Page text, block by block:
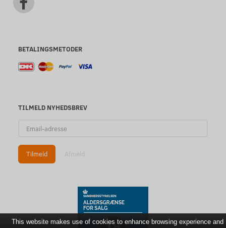
BETALINGSMETODER
TILMELD NYHEDSBREV
adresse
Tilmeld Afmeld
This website makes use of cookies to enhance browsing experience and